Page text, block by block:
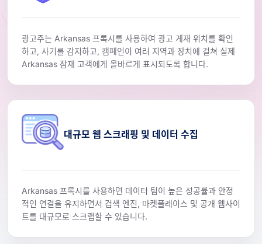
광고주는 Arkansas 프록시를 사용하여 광고 게재 위치를 확인
하고, 사기를 감지하고, 캠페인이 여러 지역과 장치에 걸쳐 실제
Arkansas 잠재 고객에게 올바르게 표시되도록 합니다.
대규모 웹 스크래핑 및 데이터 수집
Arkansas 프록시를 사용하면 데이터 팀이 높은 성공률과 안정
적인 연결을 유지하면서 검색 엔진, 마켓플레이스 및 공개 웹사이
트를 대규모로 스크랩할 수 있습니다.